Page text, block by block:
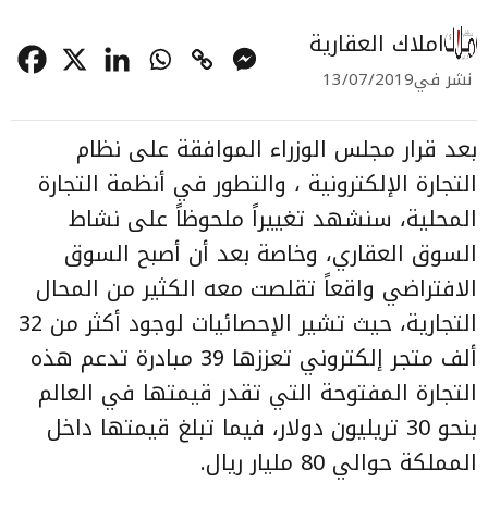
املاك العقارية
نشر في13/07/2019
بعد قرار مجلس الوزراء الموافقة على نظام
التجارة الإلكترونية ، والتطور في أنظمة التجارة
المحلية، سنشهد تغييراً ملحوظاً على نشاط
السوق العقاري، وخاصة بعد أن أصبح السوق
الافتراضي واقعاً تقلصت معه الكثير من المحال
التجارية، حيث تشير الإحصائيات لوجود أكثر من 32
ألف متجر إلكتروني تعززها 39 مبادرة تدعم هذه
التجارة المفتوحة التي تقدر قيمتها في العالم
بنحو 30 تريليون دولار، فيما تبلغ قيمتها داخل
المملكة حوالي 80 مليار ريال.